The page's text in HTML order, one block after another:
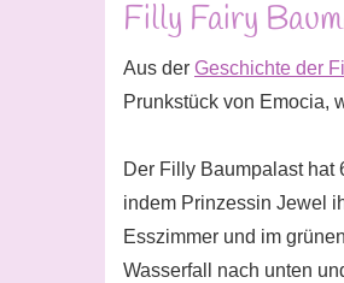
Filly Fairy
Aus der Geschichte der
Prunkstück von Emocia,
Der Filly Baumpalast hat
indem Prinzessin Jewel
Esszimmer und im
Wasserfall nach unten